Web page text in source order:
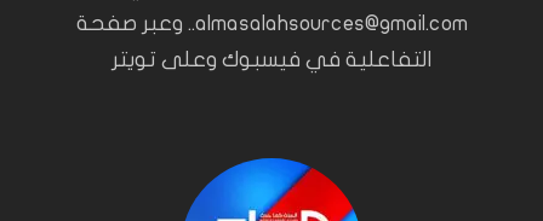
almasalahsources@gmail.com.. وعبر صفحة
التفاعلية في فيسبوك وعلى تويتر